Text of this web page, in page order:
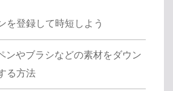
を登録して時短しよう
ンやブラシなどの素材をダウン
る方法